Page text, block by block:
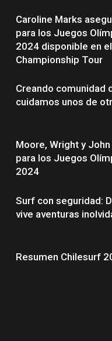
Caroline Marks
para los Juegos
2024 disponible en
Championship Tour
Creando comunidad
cuidamos unos de
Moore, Wright y
para los Juegos
2024
Surf con seguridad:
vive aventuras
Resumen Chilesurf